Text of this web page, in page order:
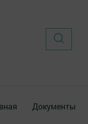
Документы